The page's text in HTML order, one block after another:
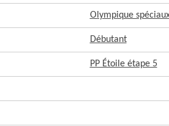
Olympique
Débutant
PP Étoile étape 5